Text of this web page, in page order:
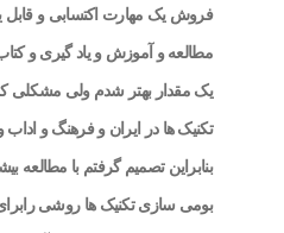
فروش یک مهارت اکتسابی و قابل
مطالعه و آموزش و یاد گیری و
یک مقدار بهتر شدم ولی مشکلی
تکنیک ها در ایران و فرهنگ و
بنابراین تصمیم گرفتم با مطالعه
بومی سازی تکنیک ها روشی